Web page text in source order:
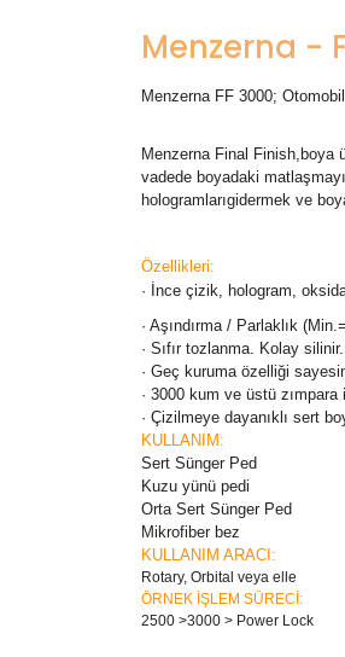
Menzerna -
Menzerna FF 3000;
Menzerna Final Finish,boya
vadede boyadaki
hologramlarıgidermek ve
Özellikleri:
· İnce çizik, hologram,
· Aşındırma / Parlaklık
· Sıfır tozlanma. Kolay silinir.
· Geç kuruma
· 3000 kum ve üstü zımpara
· Çizilmeye dayanıklı sert
KULLANIM:
Sert Sünger Ped
Kuzu yünü pedi
Orta Sert Sünger Ped
Mikrofiber bez
KULLANIM ARACI:
Rotary, Orbital veya elle
ÖRNEK İŞLEM SÜRECİ:
2500 >3000 > Power Lock